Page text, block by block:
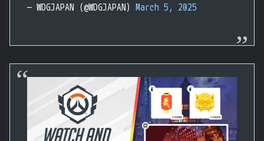
— WDGJAPAN (@WDGJAPAN) March 5, 2025